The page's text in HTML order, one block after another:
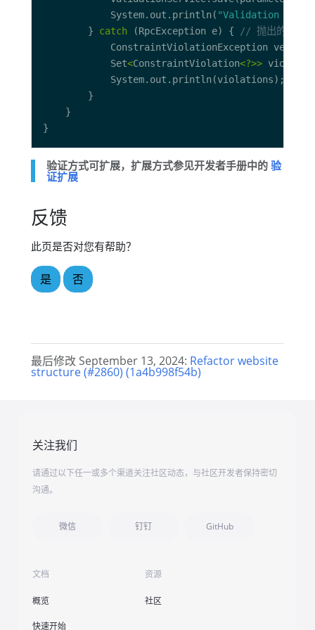
            System.out.println(
"Validation
        }
catch (RpcException e) {
// 抛出的是
            ConstraintViolationException ve
            Set
<ConstraintViolation<?>>
验证方式可扩展，扩展方式参见开发者手册中的 验
证扩展
反馈
此页是否对您有帮助？
是 否
最后修改 September 13, 2024: Refactor website
structure (#2860) (1a4b998f54b)
关注我们
请通过以下任一或多个渠道关注社区动态，与社区开发者保持密切
沟通。
微信 钉钉 GitHub
文档
概览
快速开始
资源
社区